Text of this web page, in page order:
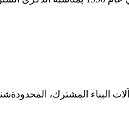
البناء المشترك،